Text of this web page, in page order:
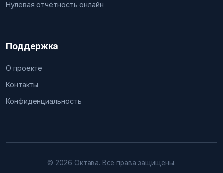
Нулевая отчётность онлайн
Поддержка
О проекте
Контакты
Конфиденциальность
© 2026 Октава. Все права защищены.